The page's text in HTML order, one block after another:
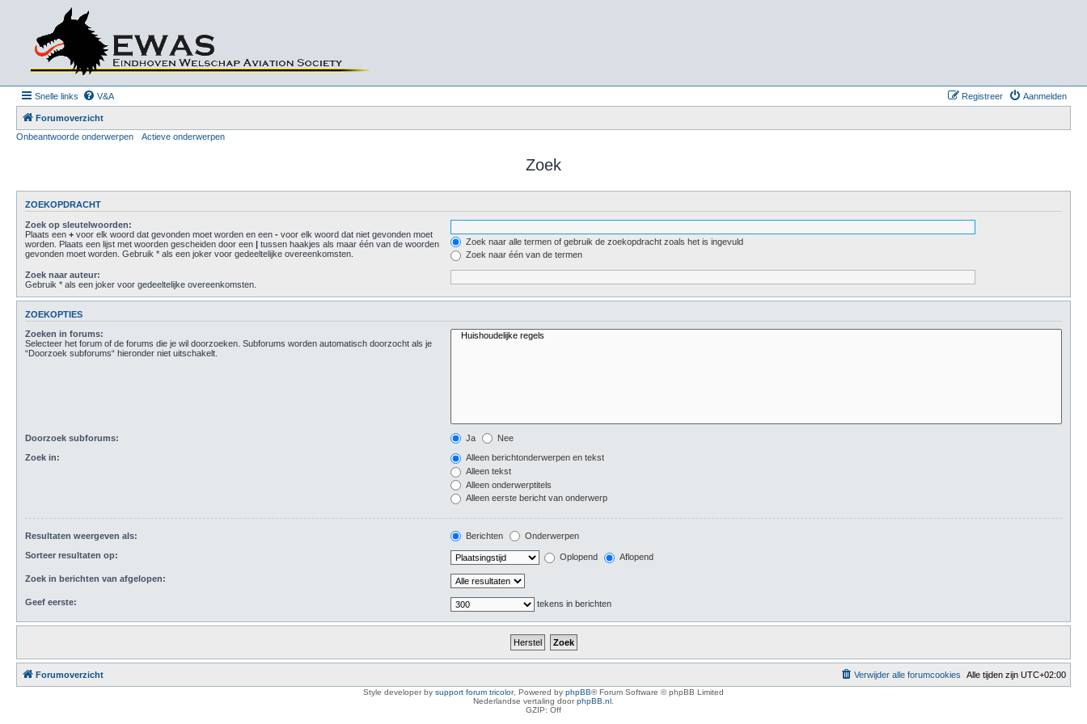
Snelle links V&A Aanmelden
Registreer
Forumoverzicht
Onbeantwoorde onderwerpen
Actieve onderwerpen
Zoek
ZOEKOPDRACHT
Zoek op sleutelwoorden:
Plaats een + voor elk woord dat gevonden moet worden en een - voor elk woord dat niet gevonden moet
worden. Plaats een lijst met woorden gescheiden door een | tussen haakjes als maar één van de woorden
gevonden moet worden. Gebruik * als een joker voor gedeeltelijke overeenkomsten.
Zoek naar alle termen of gebruik de zoekopdracht zoals het is ingevuld
Zoek naar één van de termen
Zoek naar auteur:
Gebruik * als een joker voor gedeeltelijke overeenkomsten.
ZOEKOPTIES
Zoeken in forums:
Selecteer het forum of de forums die je wil doorzoeken. Subforums worden automatisch doorzocht als je
“Doorzoek subforums“ hieronder niet uitschakelt.
Doorzoek subforums: Ja Nee
Zoek in:
Alleen berichtonderwerpen en tekst
Alleen tekst
Alleen onderwerptitels
Alleen eerste bericht van onderwerp
Resultaten weergeven als: Berichten Onderwerpen
Sorteer resultaten op: Oplopend Aflopend
Zoek in berichten van afgelopen:
Geef eerste: tekens in berichten
Forumoverzicht Alle tijden zijn UTC+02:00
Verwijder alle forumcookies
Style developer by support forum tricolor, Powered by phpBB® Forum Software © phpBB Limited
Nederlandse vertaling doorphpBB.nl .
GZIP: Off